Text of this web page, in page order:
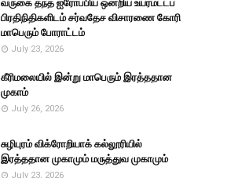
வருகை தந்த ஐரோப்பிய ஒன்றிய உயர்மட்டப்
பிரதிநிதிகளிடம் சர்வதேச விசாரணை கோரி
மாபெரும் போராட்டம்
July 23, 2026
கீரிமலையில் இன்று மாபெரும் இரத்ததான
முகாம்
July 26, 2026
சுழிபுரம் விக்ரோறியாக் கல்லூரியில்
இரத்ததான முகாமும் மருத்துவ முகாமும்
July 23, 2026